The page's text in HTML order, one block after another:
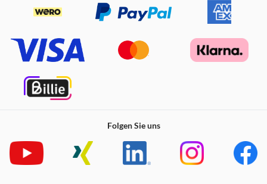
Folgen Sie uns